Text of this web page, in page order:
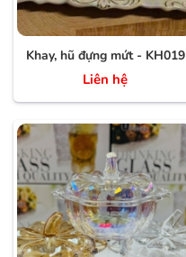
Khay, hũ đựng mứt - KH019
Liên hệ